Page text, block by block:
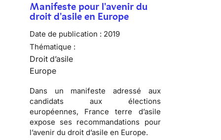
Manifeste pour l'avenir du
droit d'asile en Europe
Date de publication : 2019
Thématique :
Droit d’asile
Europe
Dans un manifeste adressé aux
candidats aux élections
européennes, France terre d’asile
expose ses recommandations pour
l’avenir du droit d’asile en Europe.